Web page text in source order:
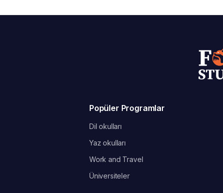
Popüler Programlar
Dil okulları
Yaz okulları
Work and Travel
Üniversiteler